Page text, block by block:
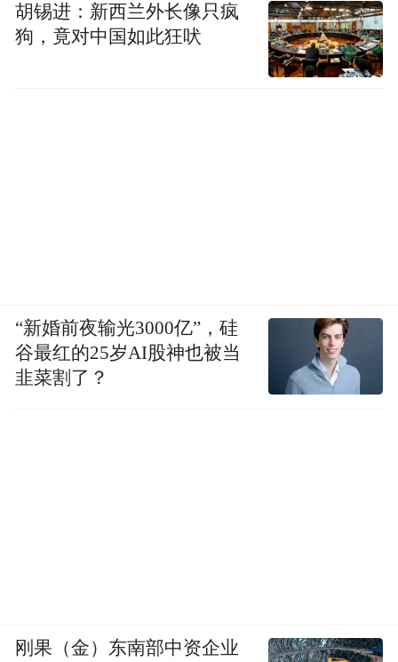
胡锡进：新西兰外长像只疯
狗，竟对中国如此狂吠
“新婚前夜输光3000亿”，硅
谷最红的25岁AI股神也被当
韭菜割了？
刚果（金）东南部中资企业